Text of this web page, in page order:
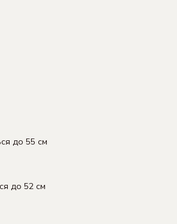
до 55 см
до 52 см